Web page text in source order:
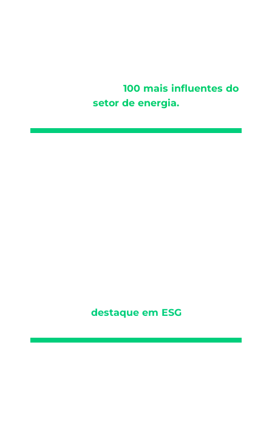
100 mais influentes do
setor de energia.
destaque em ESG